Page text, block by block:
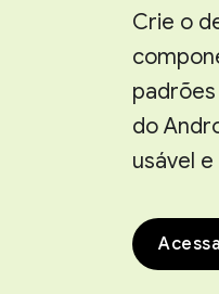
Crie o
do
usável